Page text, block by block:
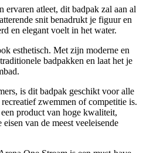
ervaren atleet, dit badpak zal aan al
snit benadrukt je figuur en
en elegant voelt in het water.
esthetisch. Met zijn moderne en
badpakken en laat het je
is dit badpak geschikt voor alle
zwemmen of competitie is.
product van hoge kwaliteit,
van de meest veeleisende